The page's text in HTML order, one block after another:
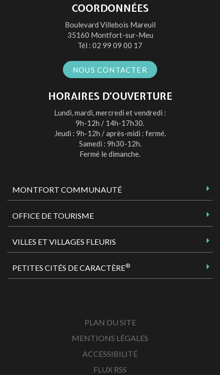
le
compte
Facebook
le
compte
Twitter
le
compte
Instagram
la
chaîne
Youtube
COORDONNÉES
Boulevard Villebois Mareuil
35160 Montfort-sur-Meu
Tél : 02 99 09 00 17
NOUS CONTACTER
HORAIRES D’OUVERTURE
Lundi, mardi, mercredi et vendredi :
9h-12h / 14h-17h30.
Jeudi : 9h-12h / après-midi : fermé.
Samedi : 9h30-12h.
Fermé le dimanche.
MONTFORT COMMUNAUTÉ
OFFICE DE TOURISME
VILLES ET VILLAGES FLEURIS
PETITES CITÉS DE CARACTÈRE®
PLAN DU SITE
MENTIONS LÉGALES
ACCESSIBILITÉ
FLUX RSS